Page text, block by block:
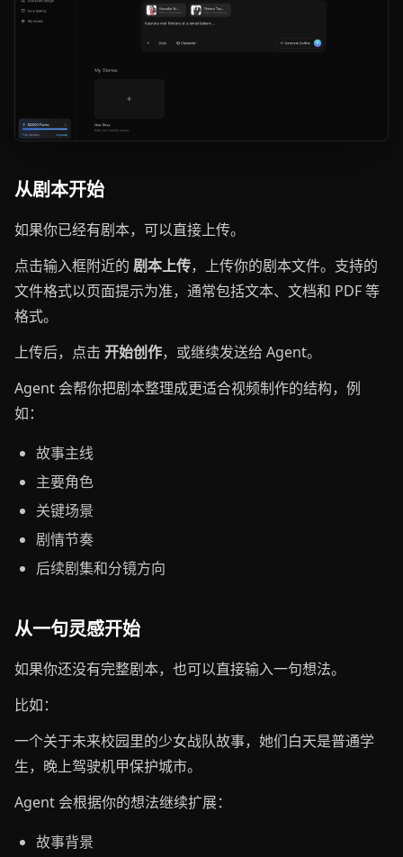
从剧本开始
如果你已经有剧本，可以直接上传。
点击输入框附近的 剧本上传，上传你的剧本文件。支持的
文件格式以页面提示为准，通常包括文本、文档和 PDF 等
格式。
上传后，点击 开始创作，或继续发送给 Agent。
Agent 会帮你把剧本整理成更适合视频制作的结构，例
如：
故事主线
主要角色
关键场景
剧情节奏
后续剧集和分镜方向
从一句灵感开始
如果你还没有完整剧本，也可以直接输入一句想法。
比如：
一个关于未来校园里的少女战队故事，她们白天是普通学
生，晚上驾驶机甲保护城市。
Agent 会根据你的想法继续扩展：
故事背景